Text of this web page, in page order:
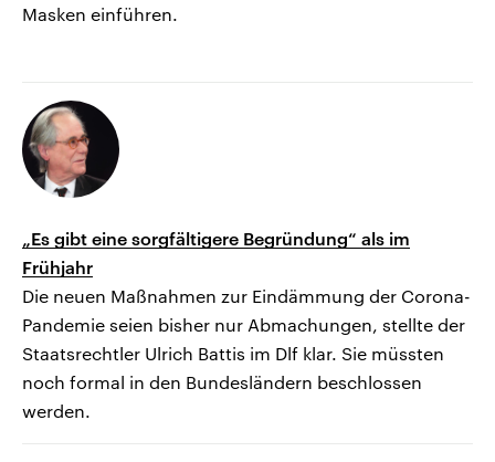
Masken einführen.
„Es gibt eine sorgfältigere Begründung“ als im
Frühjahr
Die neuen Maßnahmen zur Eindämmung der Corona-
Pandemie seien bisher nur Abmachungen, stellte der
Staatsrechtler Ulrich Battis im Dlf klar. Sie müssten
noch formal in den Bundesländern beschlossen
werden.